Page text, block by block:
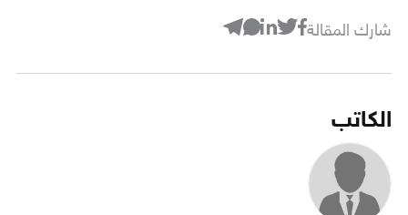
شارك المقالة
الكاتب